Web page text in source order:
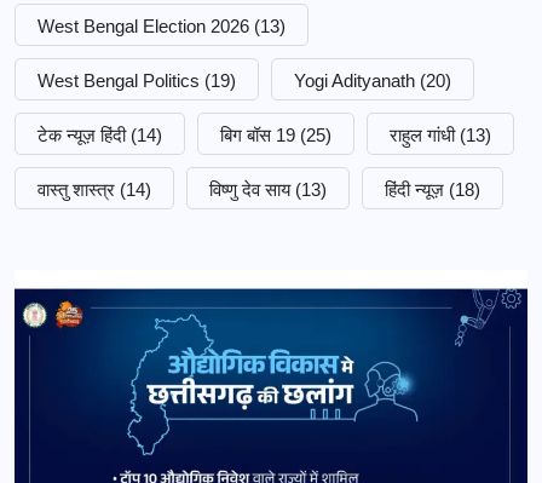
West Bengal Election 2026 (13)
West Bengal Politics (19) Yogi Adityanath (20)
टेक न्यूज़ हिंदी (14) बिग बॉस 19 (25) राहुल गांधी (13)
वास्तु शास्त्र (14) विष्णु देव साय (13) हिंदी न्यूज़ (18)